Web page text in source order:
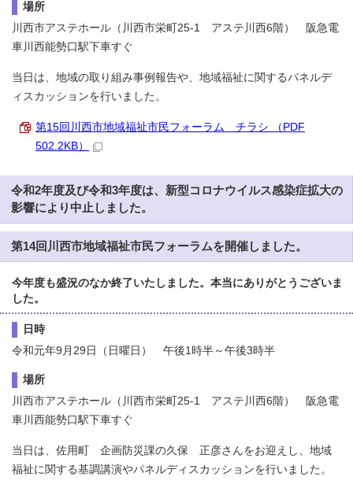
場所
川西市アステホール（川西市栄町25-1 アステ川西6階） 阪急電
車川西能勢口駅下車すぐ
当日は、地域の取り組み事例報告や、地域福祉に関するパネルデ
ィスカッションを行いました。
第15回川西市地域福祉市民フォーラム チラシ （PDF
502.2KB）
令和2年度及び令和3年度は、新型コロナウイルス感染症拡大の
影響により中止しました。
第14回川西市地域福祉市民フォーラムを開催しました。
今年度も盛況のなか終了いたしました。本当にありがとうございま
した。
日時
令和元年9月29日（日曜日） 午後1時半～午後3時半
場所
川西市アステホール（川西市栄町25-1 アステ川西6階） 阪急電
車川西能勢口駅下車すぐ
当日は、佐用町 企画防災課の久保 正彦さんをお迎えし、地域
福祉に関する基調講演やパネルディスカッションを行いました。